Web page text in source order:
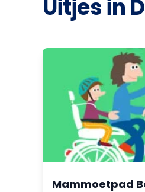
Uitjes in
Mammoetpad